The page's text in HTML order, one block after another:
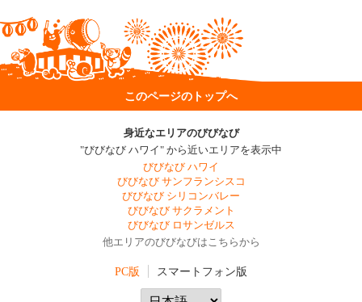
このページのトップへ
身近なエリアのびびなび
"びびなび ハワイ" から近いエリアを表示中
びびなび ハワイ
びびなび サンフランシスコ
びびなび シリコンバレー
びびなび サクラメント
びびなび ロサンゼルス
他エリアのびびなびはこちらから
PC版 スマートフォン版